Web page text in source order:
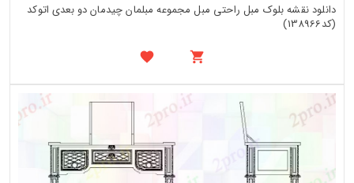
دانلود نقشه بلوک مبل راحتی مبل مجموعه مبلمان چیدمان دو بعدی اتوکد
(کد138966)